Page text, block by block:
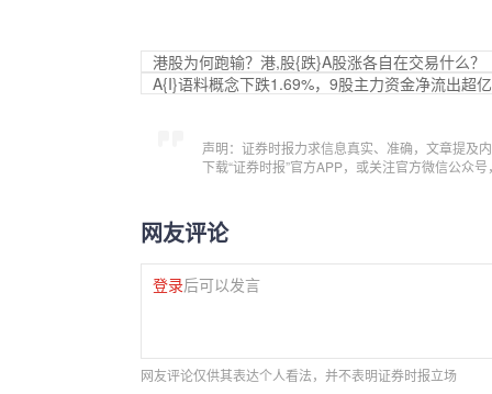
港股为何跑输？港,股{跌}A股涨各自在交易什么？
A{I}语料概念下跌1.69%，9股主力资金净流出超
声明：证券时报力求信息真实、准确，文章提及
下载“证券时报”官方APP，或关注官方微信公众
网友评论
登录后可以发言
网友评论仅供其表达个人看法，并不表明证券时报立场